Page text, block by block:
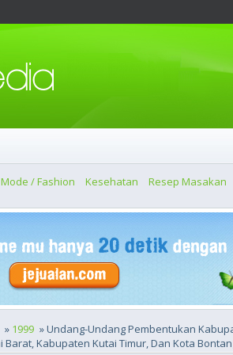
Mode / Fashion Kesehatan Resep Masakan
» 1999 » Undang-Undang Pembentukan
Kabupaten Kutai Timur, Dan Kota